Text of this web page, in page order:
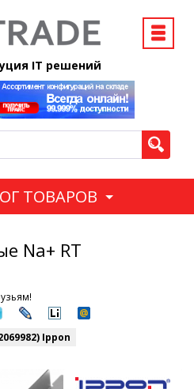
IT решений
ТОВАРОВ
Na+ RT
Ippon